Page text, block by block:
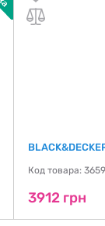
Код товара:
3912 грн